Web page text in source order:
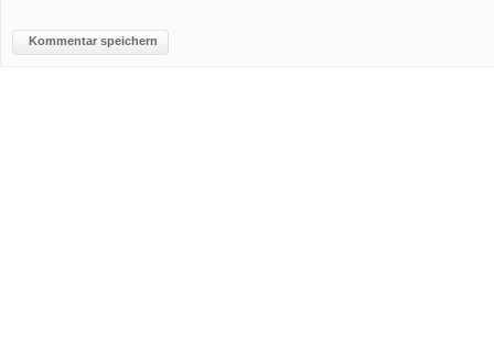
Kommentar speichern